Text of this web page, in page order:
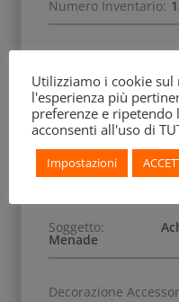
Numero Inventario:
Precedenti Collezioni:
Peter Oluf
Scena:
Soggetto:
Menade
Decorazione
Utilizziamo i cookie
l'esperienza più
preferenze e ripetendo
acconsenti all'uso di
Impostazioni